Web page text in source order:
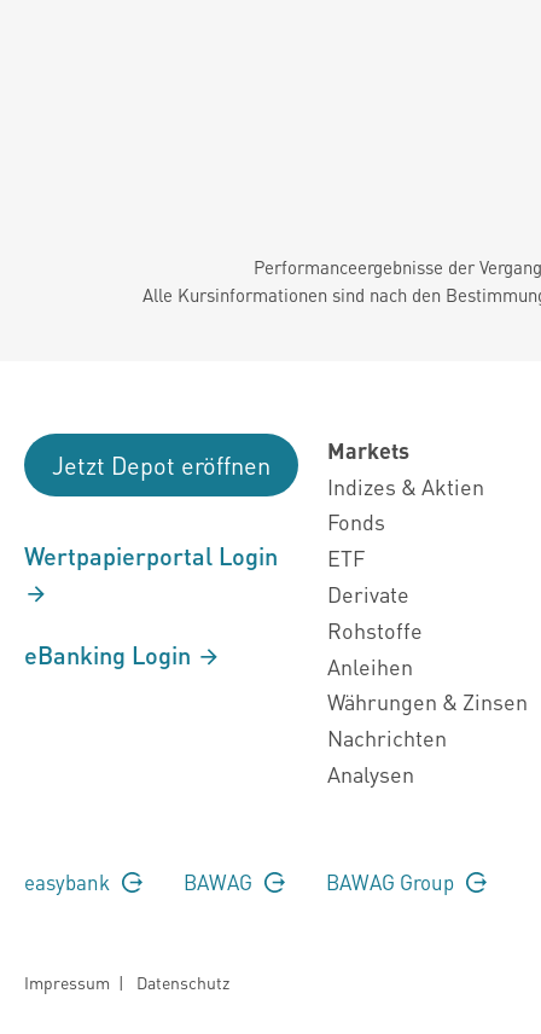
Performanceergebnisse der
Alle Kursinformationen sind nach den
Jetzt Depot eröffnen
Wertpapierportal Login
eBanking Login
Markets
Indizes & Aktien
Fonds
ETF
Derivate
Rohstoffe
Anleihen
Währungen & Zinsen
Nachrichten
Analysen
easybank BAWAG BAWAG Group
Impressum | Datenschutz